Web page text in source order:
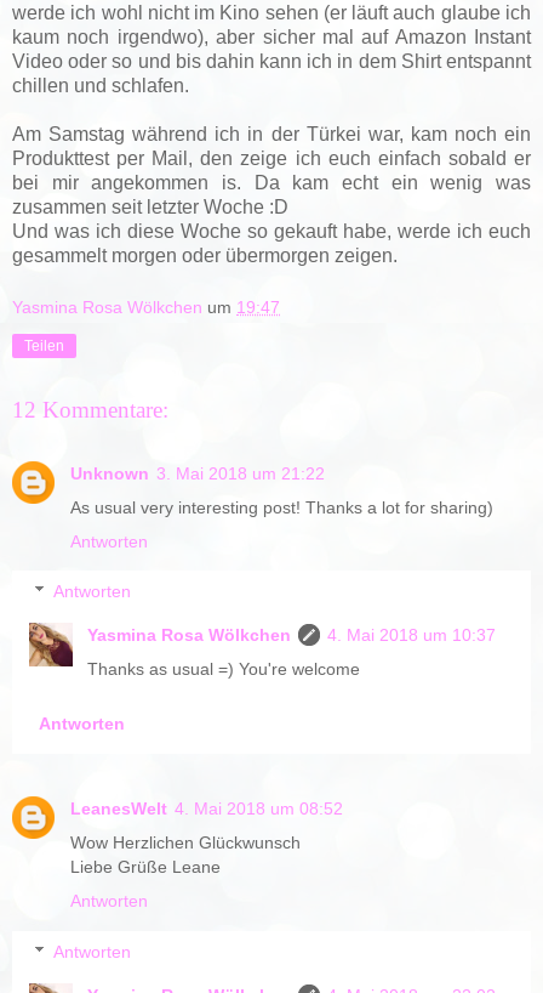
werde ich wohl nicht im Kino sehen (er läuft auch glaube ich
kaum noch irgendwo), aber sicher mal auf Amazon Instant
Video oder so und bis dahin kann ich in dem Shirt entspannt
chillen und schlafen.
Am Samstag während ich in der Türkei war, kam noch ein
Produkttest per Mail, den zeige ich euch einfach sobald er
bei mir angekommen is. Da kam echt ein wenig was
zusammen seit letzter Woche :D
Und was ich diese Woche so gekauft habe, werde ich euch
gesammelt morgen oder übermorgen zeigen.
Yasmina Rosa Wölkchen um 19:47
Teilen
12 Kommentare:
Unknown 3. Mai 2018 um 21:22
As usual very interesting post! Thanks a lot for sharing)
Antworten
Antworten
Yasmina Rosa Wölkchen
4. Mai 2018 um 10:37
Thanks as usual =) You're welcome
Antworten
LeanesWelt 4. Mai 2018 um 08:52
Wow Herzlichen Glückwunsch
Liebe Grüße Leane
Antworten
Antworten